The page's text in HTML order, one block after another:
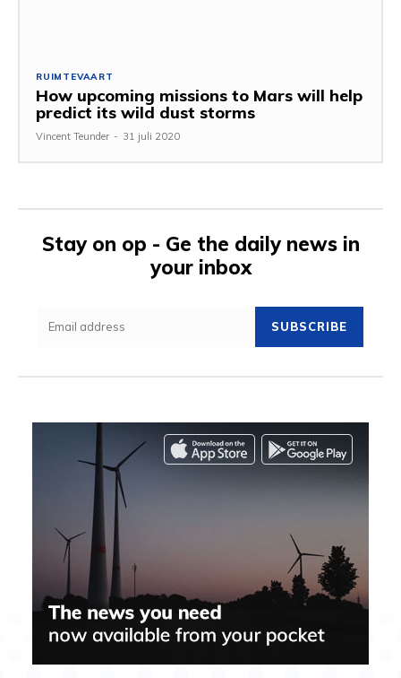
RUIMTEVAART
How upcoming missions to Mars will help
predict its wild dust storms
Vincent Teunder - 31 juli 2020
Stay on op - Ge the daily news in
your inbox
SUBSCRIBE